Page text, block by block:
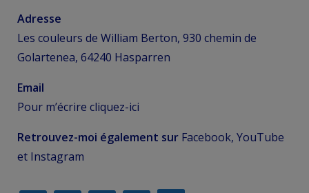
Adresse
Les couleurs de William Berton, 930 chemin de
Golartenea, 64240 Hasparren
Email
Pour m’écrire cliquez-ici
Retrouvez-moi également sur Facebook, YouTube
et Instagram